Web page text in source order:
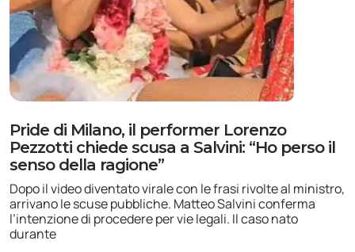
Pride di Milano, il performer Lorenzo
Pezzotti chiede scusa a Salvini: “Ho perso il
senso della ragione”
Dopo il video diventato virale con le frasi rivolte al ministro,
arrivano le scuse pubbliche. Matteo Salvini conferma
l’intenzione di procedere per vie legali. Il caso nato
durante